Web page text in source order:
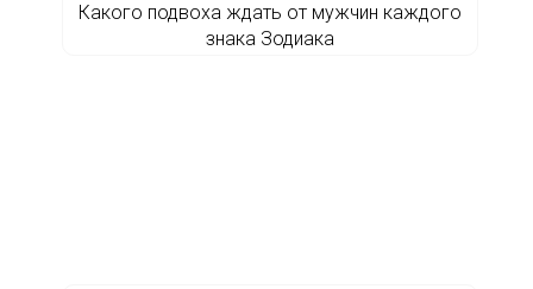
Какого подвоха ждать от мужчин каждого
знака Зодиака